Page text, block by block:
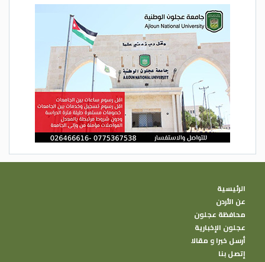
الرئيسية
عن الأردن
محافظة عجلون
عجلون الإخبارية
أرسل خبرا و مقالا
إتصل بنا